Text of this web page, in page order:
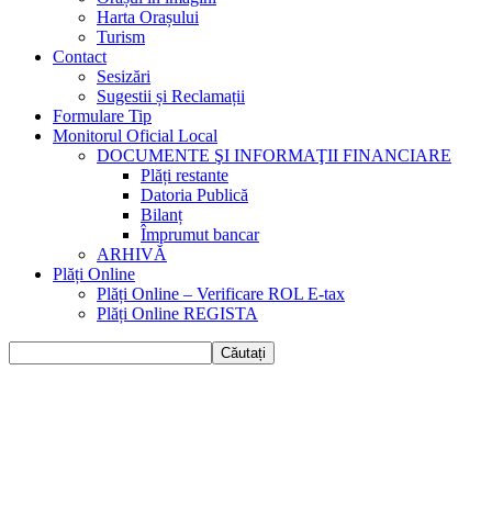
Harta Orașului
Turism
Contact
Sesizări
Sugestii și Reclamații
Formulare Tip
Monitorul Oficial Local
DOCUMENTE ŞI INFORMAŢII FINANCIARE
Plăți restante
Datoria Publică
Bilanț
Împrumut bancar
ARHIVĂ
Plăți Online
Plăți Online – Verificare ROL E-tax
Plăți Online REGISTA